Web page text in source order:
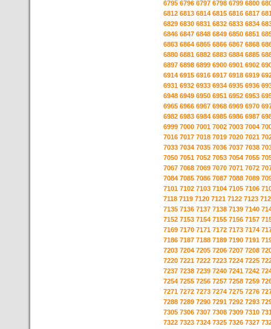
6795 6796 6797 6798 6799 6800
6812 6813 6814 6815 6816 6817
6829 6830 6831 6832 6833 6834
6846 6847 6848 6849 6850 6851
6863 6864 6865 6866 6867 6868
6880 6881 6882 6883 6884 6885
6897 6898 6899 6900 6901 6902
6914 6915 6916 6917 6918 6919
6931 6932 6933 6934 6935 6936
6948 6949 6950 6951 6952 6953
6965 6966 6967 6968 6969 6970
6982 6983 6984 6985 6986 6987
6999 7000 7001 7002 7003 7004
7016 7017 7018 7019 7020 7021
7033 7034 7035 7036 7037 7038
7050 7051 7052 7053 7054 7055
7067 7068 7069 7070 7071 7072
7084 7085 7086 7087 7088 7089
7101 7102 7103 7104 7105 7106
7118 7119 7120 7121 7122 7123
7135 7136 7137 7138 7139 7140
7152 7153 7154 7155 7156 7157
7169 7170 7171 7172 7173 7174
7186 7187 7188 7189 7190 7191
7203 7204 7205 7206 7207 7208
7220 7221 7222 7223 7224 7225
7237 7238 7239 7240 7241 7242
7254 7255 7256 7257 7258 7259
7271 7272 7273 7274 7275 7276
7288 7289 7290 7291 7292 7293
7305 7306 7307 7308 7309 7310
7322 7323 7324 7325 7326 7327